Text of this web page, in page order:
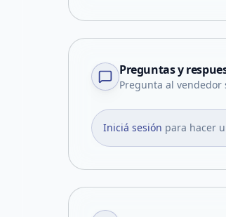
Preguntas y
Pregunta al
Iniciá sesión para hacer